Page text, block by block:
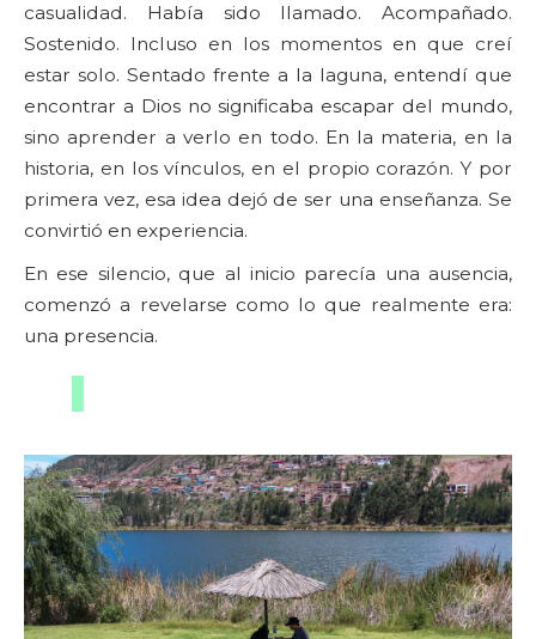
casualidad. Había sido llamado. Acompañado.
Sostenido. Incluso en los momentos en que creí
estar solo. Sentado frente a la laguna, entendí que
encontrar a Dios no significaba escapar del mundo,
sino aprender a verlo en todo. En la materia, en la
historia, en los vínculos, en el propio corazón. Y por
primera vez, esa idea dejó de ser una enseñanza. Se
convirtió en experiencia.
En ese silencio, que al inicio parecía una ausencia,
comenzó a revelarse como lo que realmente era:
una presencia.